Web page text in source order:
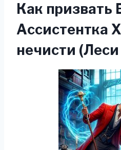
Как призвать
Ассистентка
нечисти